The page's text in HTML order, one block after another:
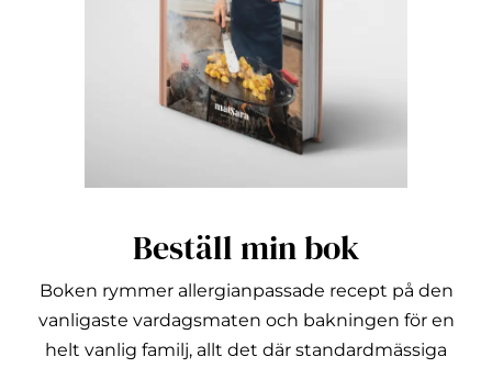
Beställ min bok
Boken rymmer allergianpassade recept på den
vanligaste vardagsmaten och bakningen för en
helt vanlig familj, allt det där standardmässiga